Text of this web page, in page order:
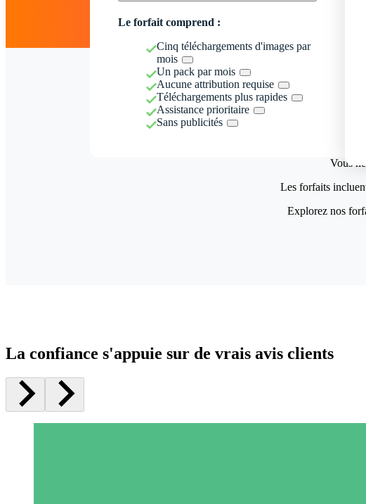
Le forfait comprend :
Cinq téléchargements d'images par
mois
Un pack par mois
Aucune attribution requise
Téléchargements plus rapides
Assistance prioritaire
Sans publicités
Vous
Les forfaits
Explorez nos
La confiance s'appuie sur de vrais avis clients